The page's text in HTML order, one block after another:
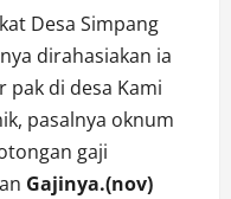
Desa Simpang
dirahasiakan ia
pak di desa Kami
pasalnya oknum
gaji
Gajinya.(nov)